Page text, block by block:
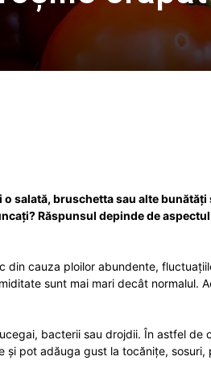
salată, bruschetta sau alte
Răspunsul depinde de
cauza ploilor abundente,
sunt mai mari decât normalul.
bacterii sau drojdii. În astfel
pot adăuga gust la tocănițe,